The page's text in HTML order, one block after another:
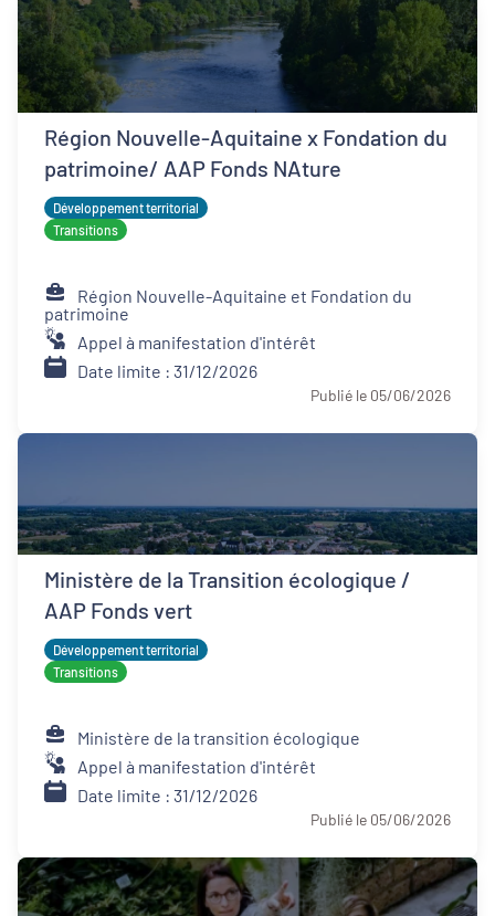
Région Nouvelle-Aquitaine x Fondation du
patrimoine/ AAP Fonds NAture
Développement territorial
Transitions
Région Nouvelle-Aquitaine et Fondation du
patrimoine
Appel à manifestation d'intérêt
Date limite : 31/12/2026
Publié le 05/06/2026
Ministère de la Transition écologique /
AAP Fonds vert
Développement territorial
Transitions
Ministère de la transition écologique
Appel à manifestation d'intérêt
Date limite : 31/12/2026
Publié le 05/06/2026